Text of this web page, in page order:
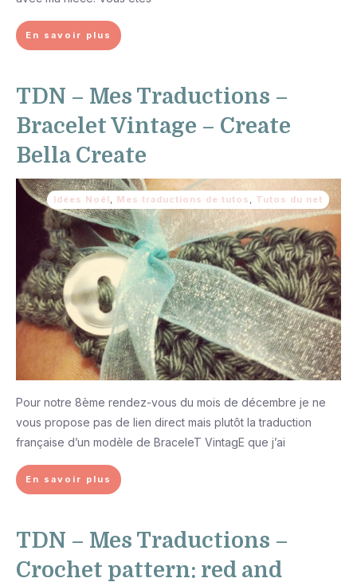
En savoir plus
TDN – Mes Traductions –
Bracelet Vintage – Create
Bella Create
Idées Noël Mes traductions de tutos Tutos du net
Pour notre 8ème rendez-vous du mois de décembre je ne
vous propose pas de lien direct mais plutôt la traduction
française d’un modèle de BraceleT VintagE que j’ai
En savoir plus
TDN – Mes Traductions –
Crochet pattern: red and